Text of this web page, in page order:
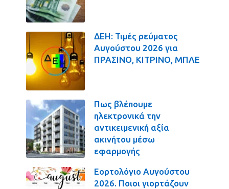
ΔΕΗ: Τιμές ρεύματος
Αυγούστου 2026 για
ΠΡΑΣΙΝΟ, ΚΙΤΡΙΝΟ, ΜΠΛΕ
Πως βλέπουμε
ηλεκτρονικά την
αντικειμενική αξία
ακινήτου μέσω
εφαρμογής
Εορτολόγιο Αυγούστου
2026. Ποιοι γιορτάζουν